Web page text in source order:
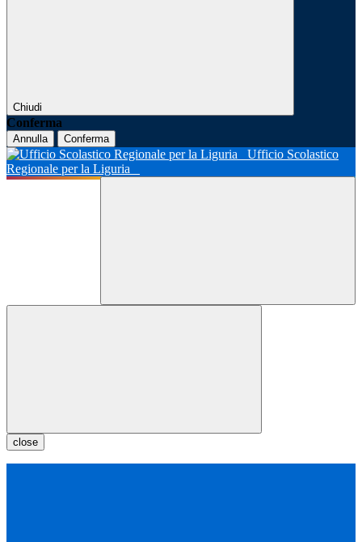
Chiudi
Conferma
Annulla Conferma
Ufficio Scolastico
Regionale per la Liguria
close